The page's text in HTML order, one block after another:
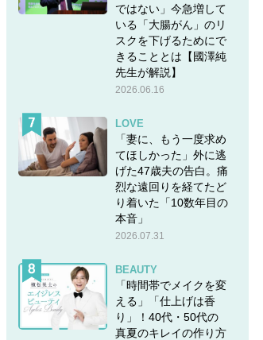
ではない」今急増して
いる「大腸がん」のリ
スクを下げるためにで
きることとは【國澤純
先生が解説】
2026.06.16
LOVE
「妻に、もう一度求め
てほしかった」外に逃
げた47歳夫の告白。痛
烈な遠回りを経てたど
り着いた「10数年目の
本音」
2026.07.31
BEAUTY
「時間帯でメイクを変
える」「仕上げは香
り」！40代・50代の
真夏のキレイの作り方